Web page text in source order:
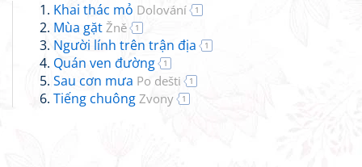
Khai thác mỏ Dolování 1
Mùa gặt Žně 1
Người lính trên trận địa 1
Quán ven đường 1
Sau cơn mưa Po dešti 1
Tiếng chuông Zvony 1